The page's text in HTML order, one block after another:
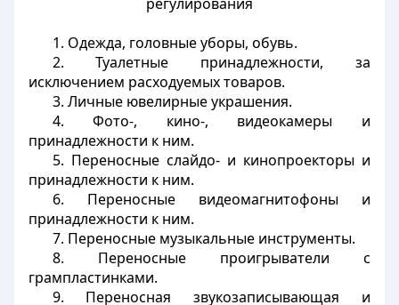
1. Одежда, головные уборы, обувь.
2. Туалетные принадлежности, за
исключением расходуемых товаров.
3. Личные ювелирные украшения.
4. Фото-, кино-, видеокамеры и
принадлежности к ним.
5. Переносные слайдо- и кинопроекторы и
принадлежности к ним.
6. Переносные видеомагнитофоны и
принадлежности к ним.
7. Переносные музыкальные инструменты.
8. Переносные проигрыватели с
грампластинками.
9. Переносная звукозаписывающая и